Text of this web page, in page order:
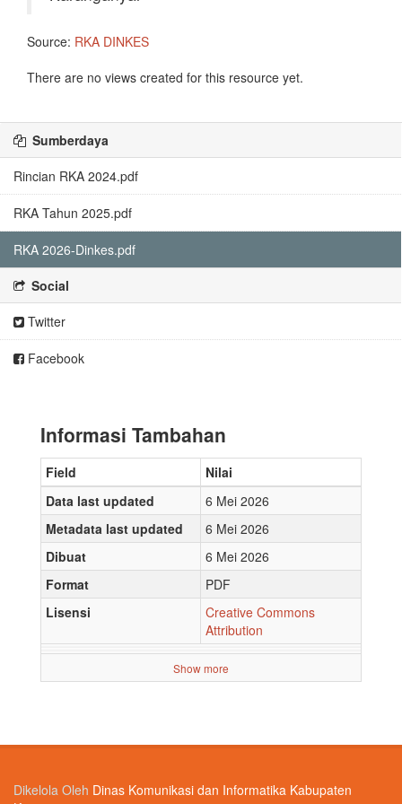
Source: RKA DINKES
There are no views created for this resource yet.
Sumberdaya
Rincian RKA 2024.pdf
RKA Tahun 2025.pdf
RKA 2026-Dinkes.pdf
Social
Twitter
Facebook
Informasi Tambahan
Field
Nilai
Data last updated
6 Mei 2026
Metadata last updated
6 Mei 2026
Dibuat
6 Mei 2026
Format
PDF
Lisensi
Creative Commons
Attribution
Show more
Dikelola Oleh Dinas Komunikasi dan Informatika Kabupaten